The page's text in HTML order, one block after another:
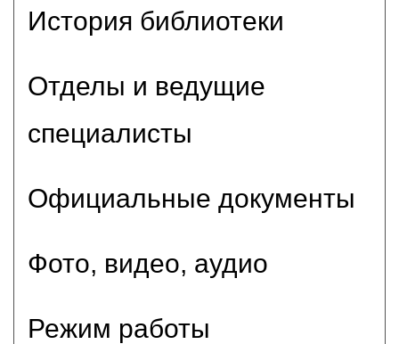
История библиотеки
Отделы и ведущие
специалисты
Официальные документы
Фото, видео, аудио
Режим работы